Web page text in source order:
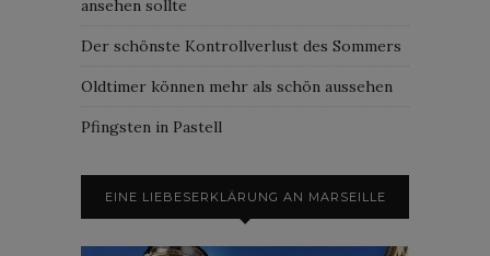
ansehen sollte
Der schönste Kontrollverlust des Sommers
Oldtimer können mehr als schön aussehen
Pfingsten in Pastell
EINE LIEBESERKLÄRUNG AN MARSEILLE